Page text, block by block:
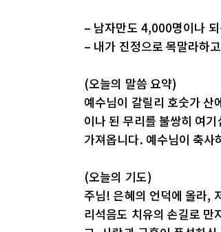
– 남자만도 4,000명이나
– 내가 진정으로 목말라하
(오늘의 말씀 요약)
예수님이 갈릴리 호숫가 산
이나 된 무리를 불쌍히 여
가져옵니다. 예수님이 축사
(오늘의 기도)
주님! 은혜의 언덕에 올라,
리석음도 치유의 손길로 만